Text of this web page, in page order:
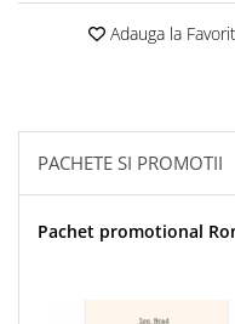
Adauga la
PACHETE SI PROMOTII
Pachet promotional